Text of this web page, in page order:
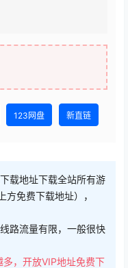
123网盘 新直链
载地址下载全站所有游
免费下载地址），
路流量有限，一般很快
多，开放VIP地址免费下